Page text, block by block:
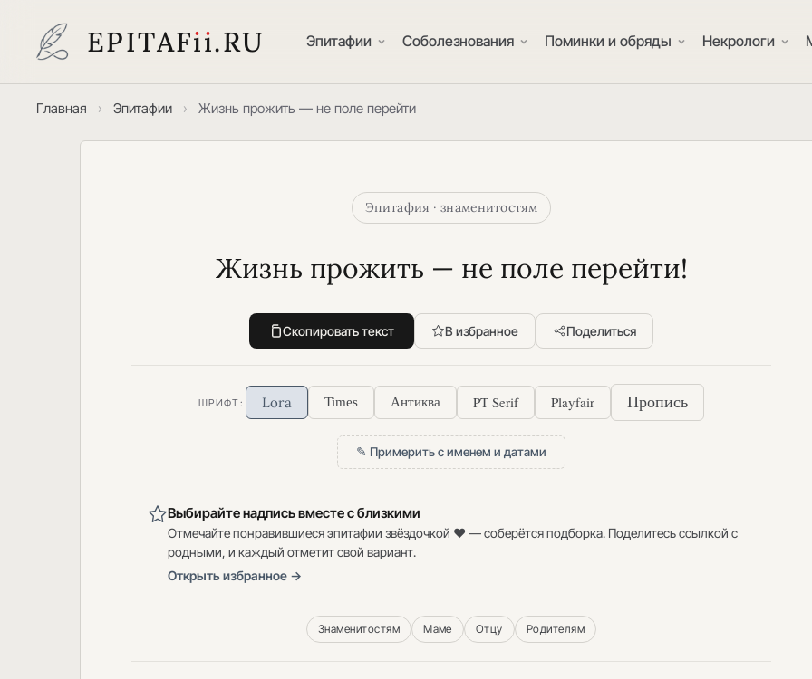
EPITAFii.RU Эпитафии Соболезнования Поминки и обряды Некрологи
Главная › Эпитафии › Жизнь прожить — не поле перейти
Эпитафия · знаменитостям
Жизнь прожить — не поле перейти!
Скопировать текст В избранное Поделиться
ШРИФТ: Lora Times Антиква PT Serif Playfair Пропись
✎ Примерить с именем и датами
Выбирайте надпись вместе с близкими
Отмечайте понравившиеся эпитафии звёздочкой ♥ — соберётся подборка. Поделитесь ссылкой с
родными, и каждый отметит свой вариант.
Открыть избранное →
Знаменитостям Маме Отцу Родителям